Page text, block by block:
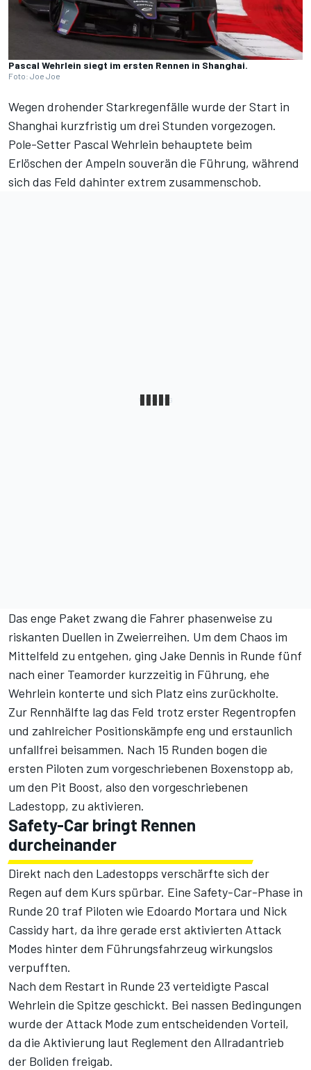
Pascal Wehrlein siegt im ersten Rennen in Shanghai.
Foto: Joe Joe
Wegen drohender Starkregenfälle wurde der Start in
Shanghai kurzfristig um drei Stunden vorgezogen.
Pole-Setter Pascal Wehrlein behauptete beim
Erlöschen der Ampeln souverän die Führung, während
sich das Feld dahinter extrem zusammenschob.
Das enge Paket zwang die Fahrer phasenweise zu
riskanten Duellen in Zweierreihen. Um dem Chaos im
Mittelfeld zu entgehen, ging Jake Dennis in Runde fünf
nach einer Teamorder kurzzeitig in Führung, ehe
Wehrlein konterte und sich Platz eins zurückholte.
Zur Rennhälfte lag das Feld trotz erster Regentropfen
und zahlreicher Positionskämpfe eng und erstaunlich
unfallfrei beisammen. Nach 15 Runden bogen die
ersten Piloten zum vorgeschriebenen Boxenstopp ab,
um den Pit Boost, also den vorgeschriebenen
Ladestopp, zu aktivieren.
Safety-Car bringt Rennen
durcheinander
Direkt nach den Ladestopps verschärfte sich der
Regen auf dem Kurs spürbar. Eine Safety-Car-Phase in
Runde 20 traf Piloten wie Edoardo Mortara und Nick
Cassidy hart, da ihre gerade erst aktivierten Attack
Modes hinter dem Führungsfahrzeug wirkungslos
verpufften.
Nach dem Restart in Runde 23 verteidigte Pascal
Wehrlein die Spitze geschickt. Bei nassen Bedingungen
wurde der Attack Mode zum entscheidenden Vorteil,
da die Aktivierung laut Reglement den Allradantrieb
der Boliden freigab.